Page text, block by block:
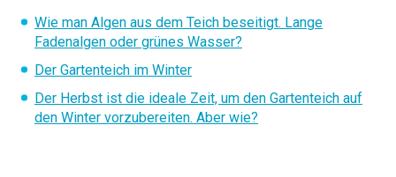
Wie man Algen aus dem Teich beseitigt. Lange
Fadenalgen oder grünes Wasser?
Der Gartenteich im Winter
Der Herbst ist die ideale Zeit, um den Gartenteich auf
den Winter vorzubereiten. Aber wie?